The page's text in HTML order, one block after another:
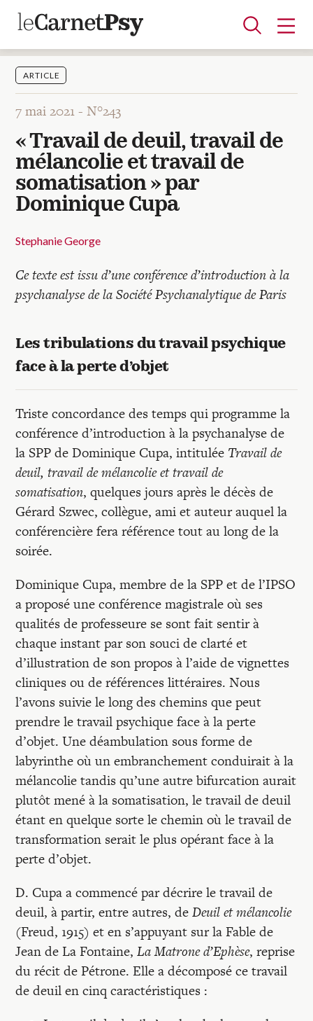
Articles
A la une
Adolescence
Dispositif
Enfance
Périnatalité
Psychanalyse
Psychopathologie
Soin
Dossiers
Auteurs
Entretiens
Revues
Colloque
Mon panier
ARTICLE
7 mai 2021 -N°243
« Travail de deuil, travail de
mélancolie et travail de
somatisation » par
Dominique Cupa
Stephanie George
Ce texte est issu d’une conférence d’introduction à la
psychanalyse de la Société Psychanalytique de Paris
Les tribulations du travail psychique
face à la perte d’objet
Triste concordance des temps qui programme la
conférence d’introduction à la psychanalyse de
la SPP de Dominique Cupa, intitulée Travail de
deuil, travail de mélancolie et travail de
somatisation, quelques jours après le décès de
Gérard Szwec, collègue, ami et auteur auquel la
conférencière fera référence tout au long de la
soirée.
Dominique Cupa, membre de la SPP et de l’IPSO
a proposé une conférence magistrale où ses
qualités de professeure se sont fait sentir à
chaque instant par son souci de clarté et
d’illustration de son propos à l’aide de vignettes
cliniques ou de références littéraires. Nous
l’avons suivie le long des chemins que peut
prendre le travail psychique face à la perte
d’objet. Une déambulation sous forme de
labyrinthe où un embranchement conduirait à la
mélancolie tandis qu’une autre bifurcation aurait
plutôt mené à la somatisation, le travail de deuil
étant en quelque sorte le chemin où le travail de
transformation serait le plus opérant face à la
perte d’objet.
D. Cupa a commencé par décrire le travail de
deuil, à partir, entre autres, deDeuil et mélancolie
(Freud, 1915) et en s’appuyant sur la Fable de
Jean de La Fontaine,La Matroned’Ephèse, reprise
du récit de Pétrone. Elle a décomposé ce travail
de deuil en cinq caractéristiques :